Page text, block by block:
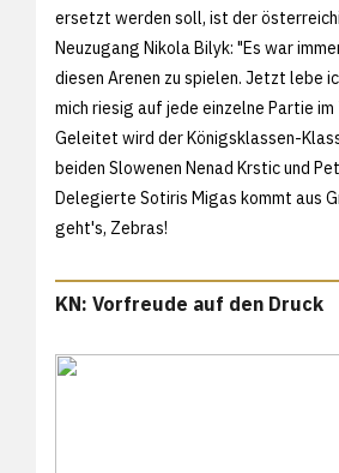
ersetzt werden soll, ist der
Neuzugang Nikola Bilyk: "Es war
diesen Arenen zu spielen. Jetzt lebe
mich riesig auf jede einzelne Partie im
Geleitet wird der Königsklassen-
beiden Slowenen Nenad Krstic und
Delegierte Sotiris Migas kommt aus
geht's, Zebras!
KN: Vorfreude auf den Druck